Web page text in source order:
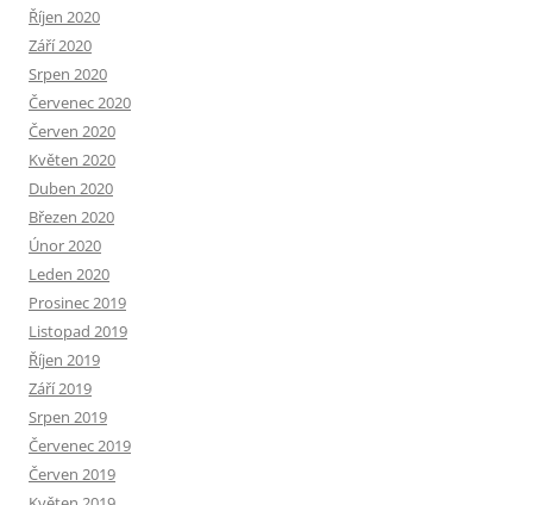
Říjen 2020
Září 2020
Srpen 2020
Červenec 2020
Červen 2020
Květen 2020
Duben 2020
Březen 2020
Únor 2020
Leden 2020
Prosinec 2019
Listopad 2019
Říjen 2019
Září 2019
Srpen 2019
Červenec 2019
Červen 2019